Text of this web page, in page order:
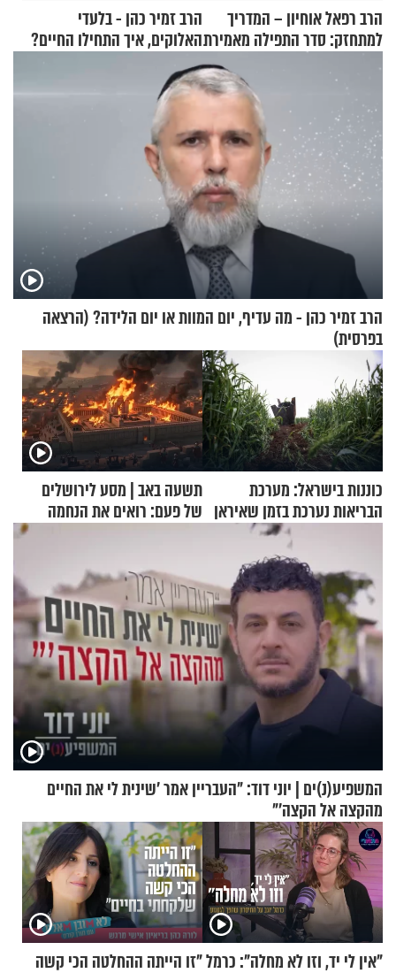
הרב רפאל אוחיון – המדריך
למתחזק: סדר התפילה מאמירת
הקורבנות ועד קריאת שמע
הרב זמיר כהן - בלעדי
האלוקים, איך התחילו החיים?
הרב זמיר כהן - מה עדיף, יום המוות או יום הלידה? (הרצאה
בפרסית)
כוננות בישראל: מערכת
הבריאות נערכת בזמן שאיראן
מאיימת על הבריטים
תשעה באב | מסע לירושלים
של פעם: רואים את הנחמה
המשפיע(נ)ים | יוני דוד: "העבריין אמר 'שינית לי את החיים
מהקצה אל הקצה'"
"אין לי יד, וזו לא מחלה": כרמל"זו הייתה ההחלטה הכי קשה